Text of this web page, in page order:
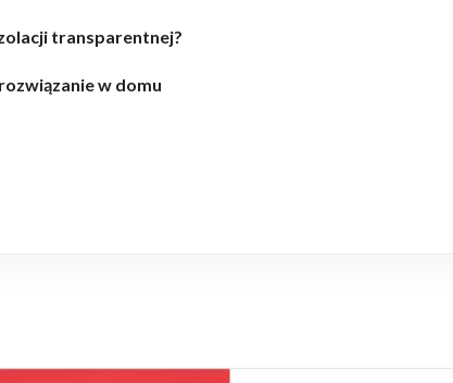
transparentnej?
w domu